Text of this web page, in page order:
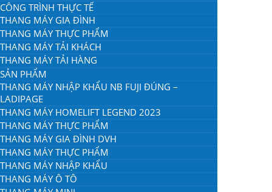
CÔNG TRÌNH THỰC TẾ
THANG MÁY GIA ĐÌNH
THANG MÁY THỰC PHẨM
THANG MÁY TẢI KHÁCH
THANG MÁY TẢI HÀNG
SẢN PHẨM
THANG MÁY NHẬP KHẨU NB FUJI ĐÚNG –
LADIPAGE
THANG MÁY HOMELIFT LEGEND 2023
THANG MÁY THỰC PHẨM
THANG MÁY GIA ĐÌNH DVH
THANG MÁY THỰC PHẨM
THANG MÁY NHẬP KHẨU
THANG MÁY Ô TÔ